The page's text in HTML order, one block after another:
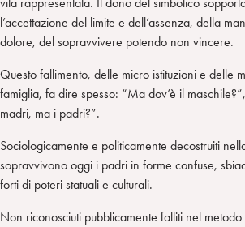
l’accettazione del limite e dell’assenza, della
dolore, del sopravvivere potendo non vincere.
Questo fallimento, delle micro istituzioni e delle
famiglia, fa dire spesso: “Ma dov’è il
madri, ma i padri?”.
Sociologicamente e politicamente decostruiti
sopravvivono oggi i padri in forme confuse,
forti di poteri statuali e culturali.
Non riconosciuti pubblicamente falliti nel